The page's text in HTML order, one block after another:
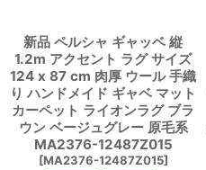
新品 ペルシャ ギャッベ 縦
1.2m アクセント ラグ サイズ
124 x 87 cm 肉厚 ウール 手織
り ハンドメイド ギャベ マット
カーペット ライオンラグ ブラ
ウン ベージュグレー 原毛系
MA2376-12487Z015
[MA2376-12487Z015]